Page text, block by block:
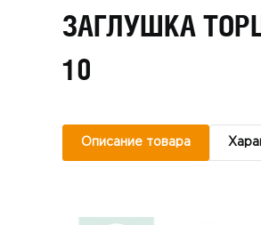
ЗАГЛУШКА
10
Описание товара